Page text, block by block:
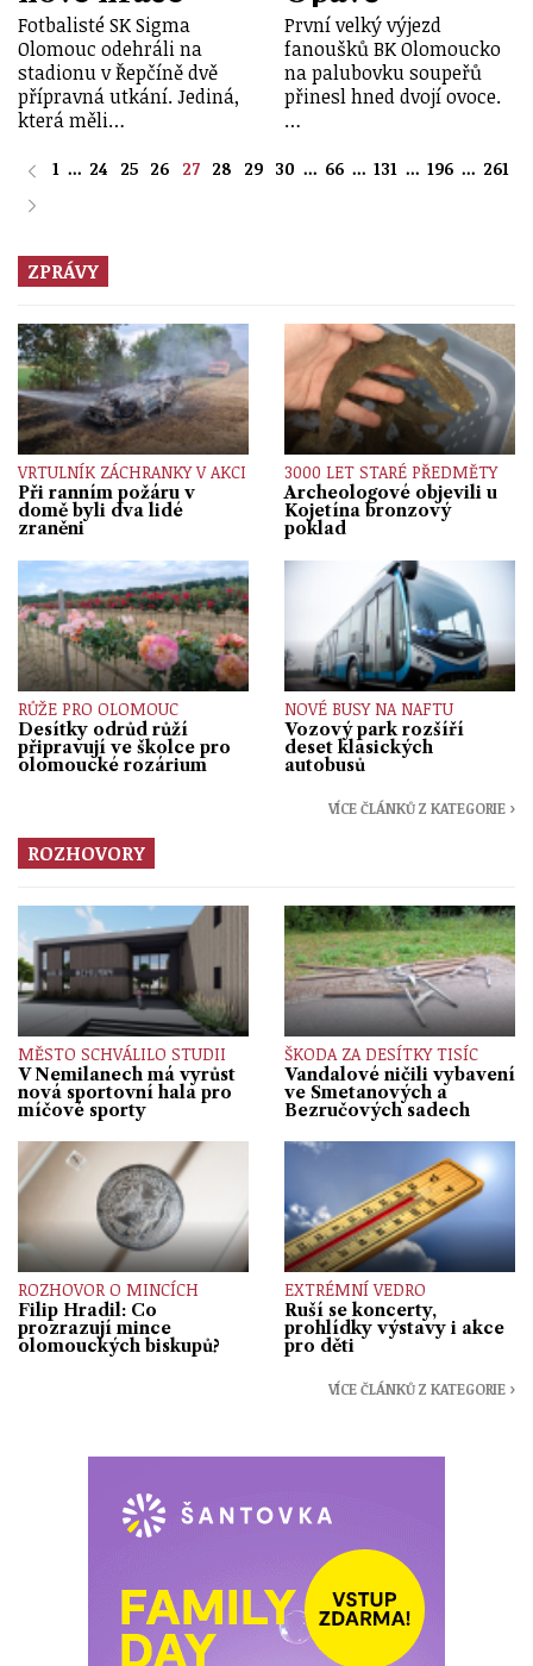
Fotbalisté SK Sigma
Olomouc odehráli na
stadionu v Řepčíně dvě
přípravná utkání. Jediná,
která měli…
První velký výjezd
fanoušků BK Olomoucko
na palubovku soupeřů
přinesl hned dvojí ovoce.
…
1 ... 24 25 26 27 28 29 30 ... 66 ... 131 ... 196 ... 261
ZPRÁVY
VRTULNÍK ZÁCHRANKY V AKCI
Při ranním požáru v
domě byli dva lidé
zraněni
3000 LET STARÉ PŘEDMĚTY
Archeologové objevili u
Kojetína bronzový
poklad
RŮŽE PRO OLOMOUC
Desítky odrůd růží
připravují ve školce pro
olomoucké rozárium
NOVÉ BUSY NA NAFTU
Vozový park rozšíří
deset klasických
autobusů
VÍCE ČLÁNKŮ Z KATEGORIE ›
ROZHOVORY
MĚSTO SCHVÁLILO STUDII
V Nemilanech má vyrůst
nová sportovní hala pro
míčové sporty
ŠKODA ZA DESÍTKY TISÍC
Vandalové ničili vybavení
ve Smetanových a
Bezručových sadech
ROZHOVOR O MINCÍCH
Filip Hradil: Co
prozrazují mince
olomouckých biskupů?
EXTRÉMNÍ VEDRO
Ruší se koncerty,
prohlídky výstavy i akce
pro děti
VÍCE ČLÁNKŮ Z KATEGORIE ›